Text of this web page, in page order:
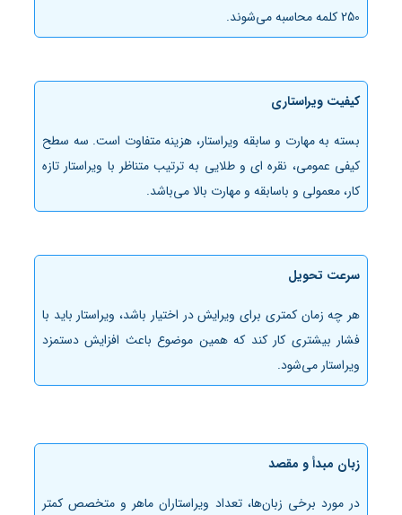
250 کلمه محاسبه می‌شوند.
کیفیت ویراستاری
بسته به مهارت و سابقه ویراستار، هزینه متفاوت است. سه سطح
کیفی عمومی، نقره ای و طلایی به ترتیب متناظر با ویراستار تازه
کار، معمولی و باسابقه و مهارت بالا می‌باشد.
سرعت تحویل
هر چه زمان کمتری برای ویرایش در اختیار باشد، ویراستار باید با
فشار بیشتری کار کند که همین موضوع باعث افزایش دستمزد
ویراستار می‌شود.
زبان مبدأ و مقصد
در مورد برخی زبان‌ها، تعداد ویراستاران ماهر و متخصص کمتر